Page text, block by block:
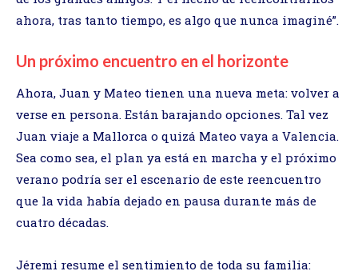
ahora, tras tanto tiempo, es algo que nunca imaginé”.
Un próximo encuentro en el horizonte
Ahora, Juan y Mateo tienen una nueva meta: volver a
verse en persona. Están barajando opciones. Tal vez
Juan viaje a Mallorca o quizá Mateo vaya a Valencia.
Sea como sea, el plan ya está en marcha y el próximo
verano podría ser el escenario de este reencuentro
que la vida había dejado en pausa durante más de
cuatro décadas.
Jéremi resume el sentimiento de toda su familia: